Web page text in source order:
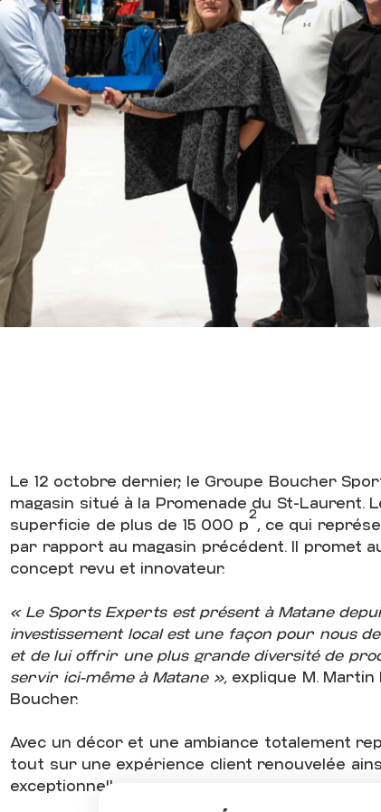
SPORTS
DE
ÀLA
DU
Le 12 octobre dernier, le Groupe Boucher
magasin situé à la Promenade du St-Laurent.
superficie de plus de 15 000 p
2
, ce qui
par rapport au magasin précédent. Il promet
concept revu et innovateur.
« Le Sports Experts est présent à Matane
investissement local est une façon pour nous
et de lui offrir une plus grande diversité de
servir ici-même à Matane »,explique M. Martin
Boucher.
Avec un décor et une ambiance totalement
tout sur une expérience client renouvelée
exceptionnelle.